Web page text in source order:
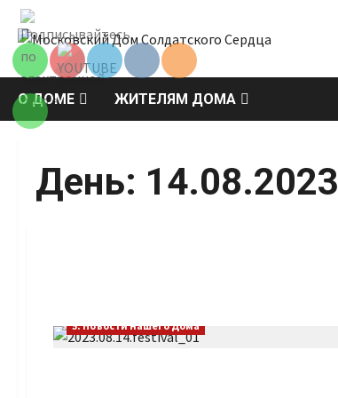
Перейти
содержимому
О ДОМЕ ЖИТЕЛЯМ ДОМА
День: 14.08.2023
5. Новости нашего Дома
Set Youtube
Channel ID